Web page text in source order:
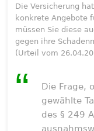
Die Versicherung
konkrete Angebote
müssen Sie diese
gegen ihre
(Urteil vom
Die Frage,
gewählte
des § 249